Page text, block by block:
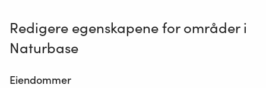
Redigere egenskapene for områder i
Naturbase
Eiendommer